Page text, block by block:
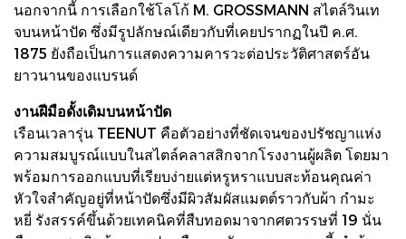
นอกจากนี้ การเลือกใช้โลโก้ M. GROSSMANN สไตล์วินเท
จบนหน้าปัด ซึ่งมีรูปลักษณ์เดียวกับที่เคยปรากฏในปี ค.ศ.
1875 ยังถือเป็นการแสดงความคารวะต่อประวัติศาสตร์อัน
ยาวนานของแบรนด์
งานฝีมือดั้งเดิมบนหน้าปัด
เรือนเวลารุ่น TEENUT คือตัวอย่างที่ชัดเจนของปรัชญาแห่ง
ความสมบูรณ์แบบในสไตล์คลาสสิกจากโรงงานผู้ผลิต โดยมา
พร้อมการออกแบบที่เรียบง่ายแต่หรูหราแบบสะท้อนคุณค่า
หัวใจสําคัญอยู่ที่หน้าปัดซึ่งมีผิวสัมผัสแมตต์ราวกับผ้า กํามะ
หยี่ รังสรรค์ขึ้นด้วยเทคนิคที่สืบทอดมาจากศตวรรษที่ 19 นั่น